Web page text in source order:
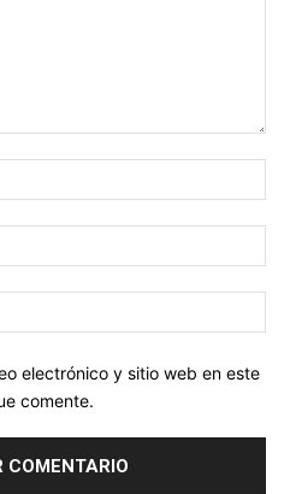
electrónico y sitio web en este
comente.